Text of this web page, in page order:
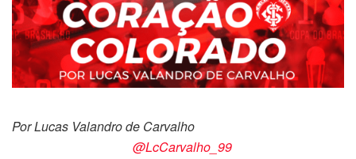
Por Lucas Valandro de Carvalho
@LcCarvalho_99